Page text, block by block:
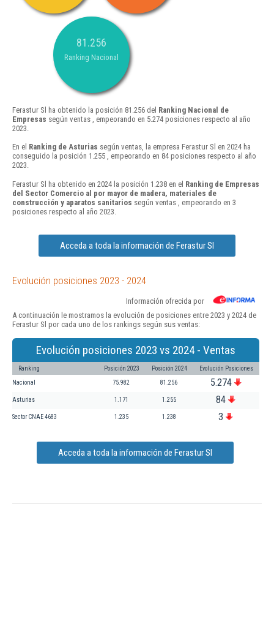
81.256
Ranking Nacional
Ferastur Sl ha obtenido la posición 81.256 del Ranking Nacional de
Empresas según ventas , empeorando en 5.274 posiciones respecto al año
2023.
En el Ranking de Asturias según ventas, la empresa Ferastur Sl en 2024 ha
conseguido la posición 1.255 , empeorando en 84 posiciones respecto al año
2023.
Ferastur Sl ha obtenido en 2024 la posición 1.238 en el Ranking de Empresas
del Sector Comercio al por mayor de madera, materiales de
construcción y aparatos sanitarios según ventas , empeorando en 3
posiciones respecto al año 2023.
Acceda a toda la información de Ferastur Sl
Evolución posiciones 2023 - 2024
Información ofrecida por
A continuación le mostramos la evolución de posiciones entre 2023 y 2024 de
Ferastur Sl por cada uno de los rankings según sus ventas:
Evolución posiciones 2023 vs 2024 - Ventas
Ranking Posición 2023 Posición 2024 Evolución Posiciones
Nacional 75.982 81.256 5.274
Asturias 1.171 1.255 84
Sector CNAE 4683 1.235 1.238 3
Acceda a toda la información de Ferastur Sl